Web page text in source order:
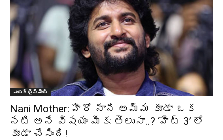
ఎంటర్టైన్మెంట్
Nani Mother: హీరో నాని అమ్మ కూడా ఒక
నటి అనే విషయం మీకు తెలుసా..? ‘హిట్ 3’ లో
కూడా చేసింది!